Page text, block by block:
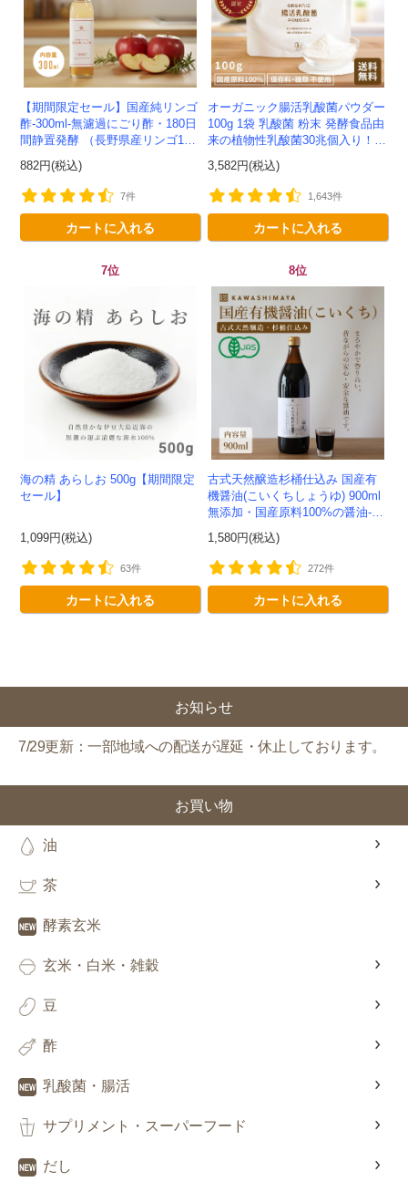
【期間限定セール】国産純リンゴ
酢-300ml-無濾過にごり酢・180日
間静置発酵 （長野県産リンゴ10
0%）-かわしま屋-
882円(税込)
7件
カートに入れる
オーガニック腸活乳酸菌パウダー
100g 1袋 乳酸菌 粉末 発酵食品由
来の植物性乳酸菌30兆個入り！有
機JAS認定 -かわしま屋- 【送料無
料】 *メ...
3,582円(税込)
1,643件
カートに入れる
7位
海の精 あらしお 500g【期間限定
セール】
1,099円(税込)
63件
カートに入れる
8位
古式天然醸造杉桶仕込み 国産有
機醤油(こいくちしょうゆ) 900ml
無添加・国産原料100%の醤油-か
わしま屋-
1,580円(税込)
272件
カートに入れる
お知らせ
7/29更新：一部地域への配送が遅延・休止しております。
お買い物
油
茶
酵素玄米
玄米・白米・雑穀
豆
酢
乳酸菌・腸活
サプリメント・スーパーフード
だし
新規会員様限定
今すぐ使える300 円OFFクーポンを
ご用意しました🎁
会員登録ありがとうございます！
＼ ご登録の感謝を込めて ／
新規会員様限定特典クーポン
300 円OFF
利用条件：3,000円以上のお買い物でご利用いただけます
ご利用回数：お一人様1回限り
※他のクーポンとの併用はできません
クーポンのご利用方法はこちら >>